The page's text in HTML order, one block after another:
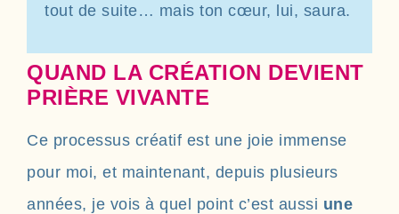
tout de suite… mais ton cœur, lui, saura.
QUAND LA CRÉATION DEVIENT
PRIÈRE VIVANTE
Ce processus créatif est une joie immense
pour moi, et maintenant, depuis plusieurs
années, je vois à quel point c’est aussi une